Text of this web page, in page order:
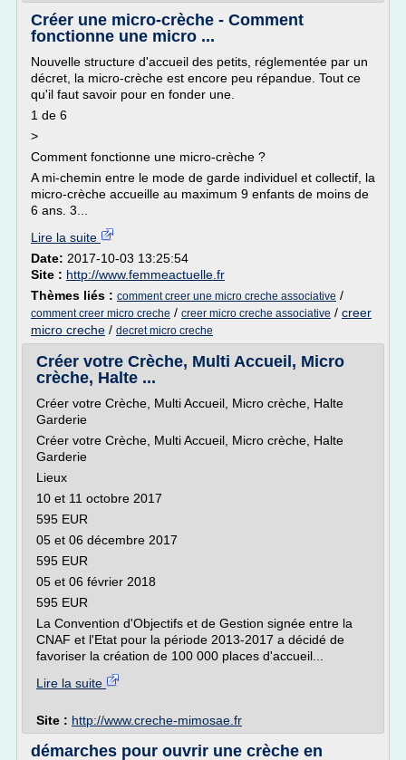
Créer une micro-crèche - Comment
fonctionne une micro ...
Nouvelle structure d'accueil des petits, réglementée par un
décret, la micro-crèche est encore peu répandue. Tout ce
qu'il faut savoir pour en fonder une.
1 de 6
>
Comment fonctionne une micro-crèche ?
A mi-chemin entre le mode de garde individuel et collectif, la
micro-crèche accueille au maximum 9 enfants de moins de
6 ans. 3...
Lire la suite
Date: 2017-10-03 13:25:54
Site : http://www.femmeactuelle.fr
Thèmes liés : comment creer une micro creche associative /
comment creer micro creche / creer micro creche associative / creer
micro creche / decret micro creche
Créer votre Crèche, Multi Accueil, Micro
crèche, Halte ...
Créer votre Crèche, Multi Accueil, Micro crèche, Halte
Garderie
Créer votre Crèche, Multi Accueil, Micro crèche, Halte
Garderie
Lieux
10 et 11 octobre 2017
595 EUR
05 et 06 décembre 2017
595 EUR
05 et 06 février 2018
595 EUR
La Convention d'Objectifs et de Gestion signée entre la
CNAF et l'Etat pour la période 2013-2017 a décidé de
favoriser la création de 100 000 places d'accueil...
Lire la suite
Site : http://www.creche-mimosae.fr
démarches pour ouvrir une crèche en